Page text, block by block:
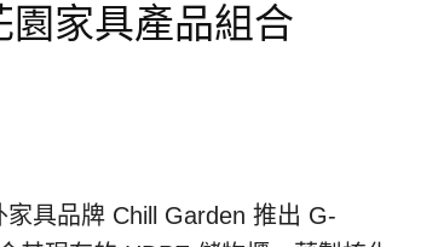
家具產品組合
具品牌 Chill Garden 推出 G-